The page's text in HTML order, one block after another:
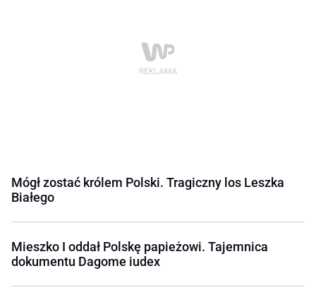
Mógł zostać królem Polski. Tragiczny los Leszka
Białego
Mieszko I oddał Polskę papieżowi. Tajemnica
dokumentu Dagome iudex